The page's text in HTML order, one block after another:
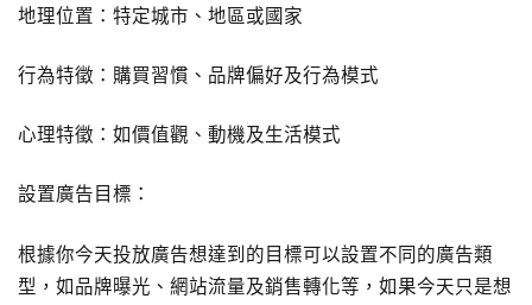
地理位置：特定城市、地區或國家
行為特徵：購買習慣、品牌偏好及行為模式
心理特徵：如價值觀、動機及生活模式
設置廣告目標：
根據你今天投放廣告想達到的目標可以設置不同的廣告類
型，如品牌曝光、網站流量及銷售轉化等，如果今天只是想